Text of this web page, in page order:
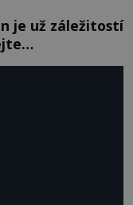
je už záležitostí